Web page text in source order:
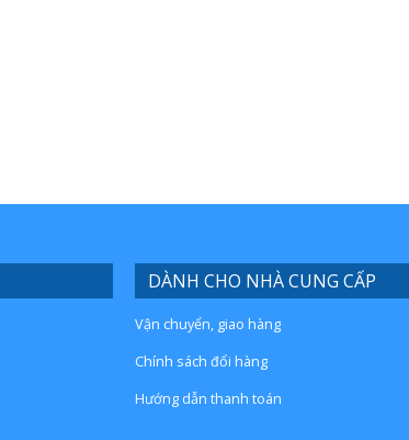
DÀNH CHO NHÀ CUNG CẤP
Vận chuyển, giao hàng
Chính sách đổi hàng
Hướng dẫn thanh toán